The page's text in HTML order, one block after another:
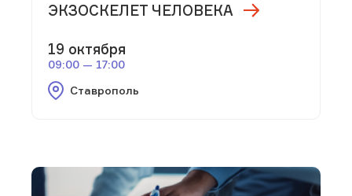
ЭКЗОСКЕЛЕТ ЧЕЛОВЕКА
19 октября
09:00 — 17:00
Ставрополь